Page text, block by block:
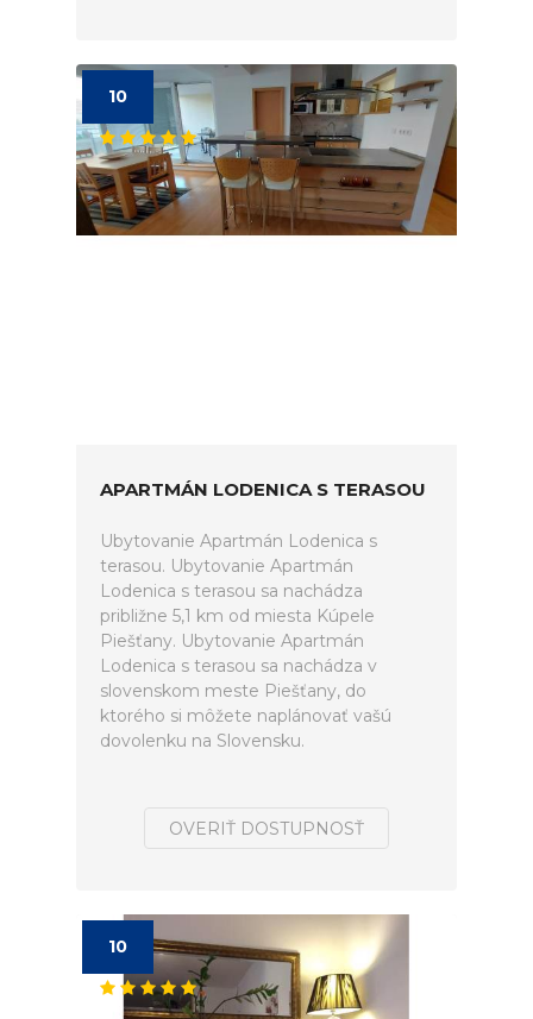
10
APARTMÁN LODENICA S TERASOU
Ubytovanie Apartmán Lodenica s
terasou. Ubytovanie Apartmán
Lodenica s terasou sa nachádza
približne 5,1 km od miesta Kúpele
Piešťany. Ubytovanie Apartmán
Lodenica s terasou sa nachádza v
slovenskom meste Piešťany, do
ktorého si môžete naplánovať vašú
dovolenku na Slovensku.
OVERIŤ DOSTUPNOSŤ
10